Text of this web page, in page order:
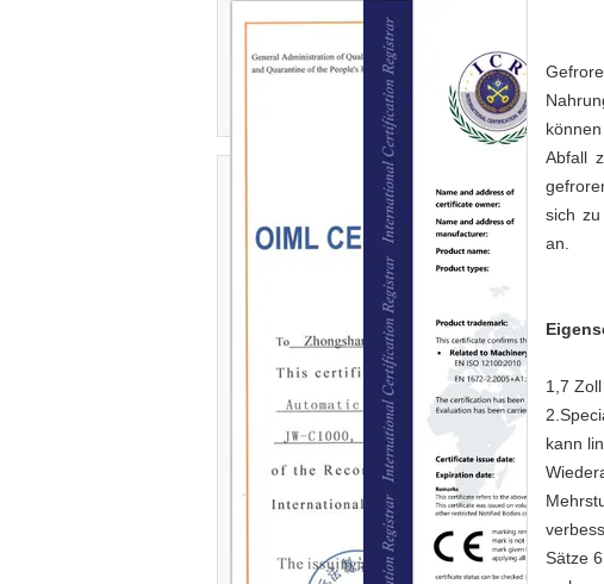
Abfall
sich
an.
1,7
kann
Sätze